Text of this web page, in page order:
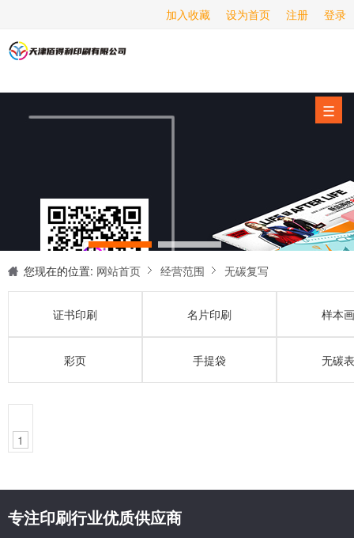
登录
注册
设为首页
加入收藏
☰
海报印刷
服务项目
新闻动态
关于我们
联系我们
您现在的位置: 网站首页 经营范围 无碳复写
证书印刷 名片印刷 样本
彩页 手提袋 无碳
1
专注印刷行业优质供应商